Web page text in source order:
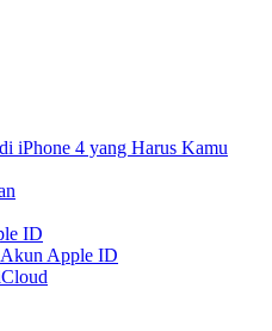
iPhone 4 yang Harus Kamu
ID
Apple ID